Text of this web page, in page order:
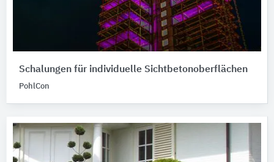
Schalungen für individuelle Sichtbetonoberflächen
PohlCon